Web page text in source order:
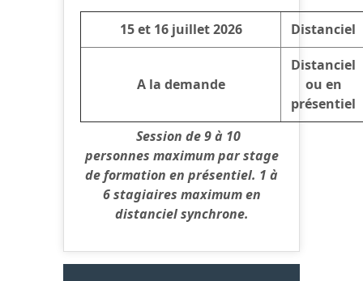
15 et 16 juillet 2026 Distanciel
A la demande
Distanciel
ou en
présentiel
Session de 9 à 10
personnes maximum par stage
de formation en présentiel. 1 à
6 stagiaires maximum en
distanciel synchrone.